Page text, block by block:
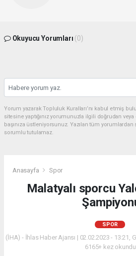
Okuyucu Yorumları (0)
Yorum yazarak Topluluk Kuralları’nı kabul etmiş
sitesine yaptığınız yorumunuzla ilgili doğrudan
başınıza üstleniyorsunuz. Yazılan tüm
sorumlu tutulamaz.
Anasayfa Spor
Malatyalı sporcu
SPOR
(İHA) - İhlas Haber Ajansı | 02.02.2023 - 13:21,
6165+ kez